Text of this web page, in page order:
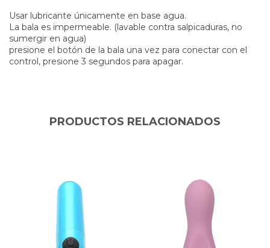
Usar lubricante únicamente en base agua.
La bala es impermeable. (lavable contra salpicaduras, no
sumergir en agua)
presione el botón de la bala una vez para conectar con el
control, presione 3 segundos para apagar.
PRODUCTOS RELACIONADOS